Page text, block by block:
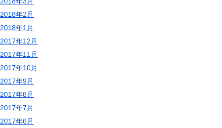
2018年2月
2018年1月
2017年12月
2017年11月
2017年10月
2017年9月
2017年8月
2017年7月
2017年6月